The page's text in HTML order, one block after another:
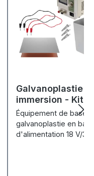
Galvanoplastie à
immersion - Kit
base
Équipement de base
galvanoplastie en bain
d'alimentation 18 V/3